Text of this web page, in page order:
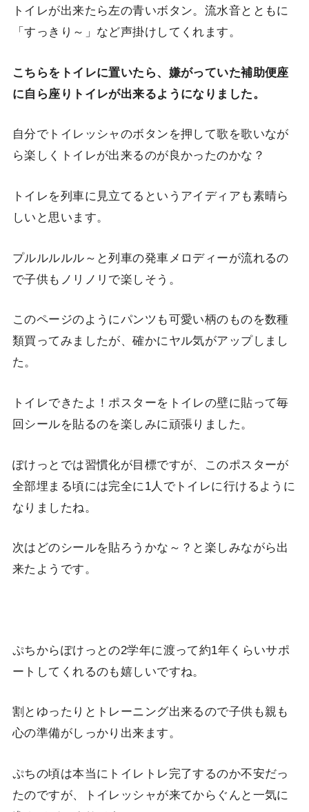
トイレが出来たら左の青いボタン。流水音とともに
「すっきり～」など声掛けしてくれます。
こちらをトイレに置いたら、嫌がっていた補助便座
に自ら座りトイレが出来るようになりました。
自分でトイレッシャのボタンを押して歌を歌いなが
ら楽しくトイレが出来るのが良かったのかな？
トイレを列車に見立てるというアイディアも素晴ら
しいと思います。
プルルルルル～と列車の発車メロディーが流れるの
で子供もノリノリで楽しそう。
このページのようにパンツも可愛い柄のものを数種
類買ってみましたが、確かにヤル気がアップしまし
た。
トイレできたよ！ポスターをトイレの壁に貼って毎
回シールを貼るのを楽しみに頑張りました。
ぽけっとでは習慣化が目標ですが、このポスターが
全部埋まる頃には完全に1人でトイレに行けるように
なりましたね。
次はどのシールを貼ろうかな～？と楽しみながら出
来たようです。
ぷちからぽけっとの2学年に渡って約1年くらいサポ
ートしてくれるのも嬉しいですね。
割とゆったりとトレーニング出来るので子供も親も
心の準備がしっかり出来ます。
ぷちの頃は本当にトイレトレ完了するのか不安だっ
たのですが、トイレッシャが来てからぐんと一気に